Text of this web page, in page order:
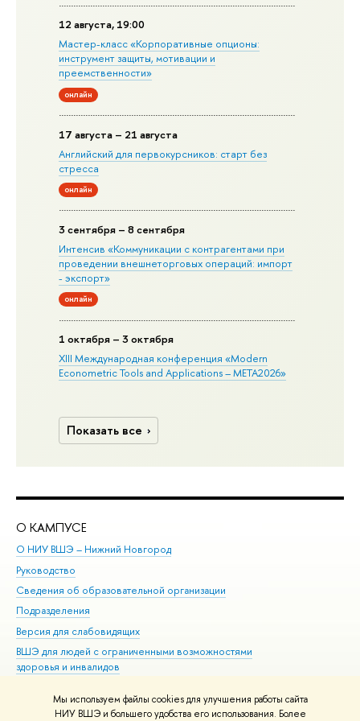
Мы используем файлы cookies для улучшения работы сайта
НИУ ВШЭ и большего удобства его использования. Более
12 августа, 19:00
Мастер-класс «Корпоративные опционы:
инструмент защиты, мотивации и
преемственности»
онлайн
17 августа – 21 августа
Английский для первокурсников: старт без
стресса
онлайн
3 сентября – 8 сентября
Интенсив «Коммуникации с контрагентами при
проведении внешнеторговых операций: импорт
- экспорт»
онлайн
1 октября – 3 октября
XIII Международная конференция «Modern
Econometric Tools and Applications – META2026»
Показать все
О КАМПУСЕ
О НИУ ВШЭ – Нижний Новгород
Руководство
Сведения об образовательной организации
Подразделения
Версия для слабовидящих
ВШЭ для людей с ограниченными возможностями
здоровья и инвалидов